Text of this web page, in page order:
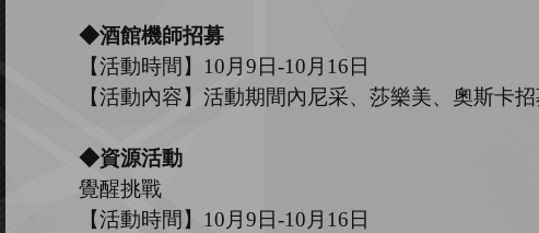
◆酒館機師招募
【活動時間】 10月 9 日-10月 16 日
【活動內容】活動期間內尼采、莎樂美、奧斯卡
◆資源活動
覺醒挑戰
【活動時間】 10月 9 日-10月 16 日